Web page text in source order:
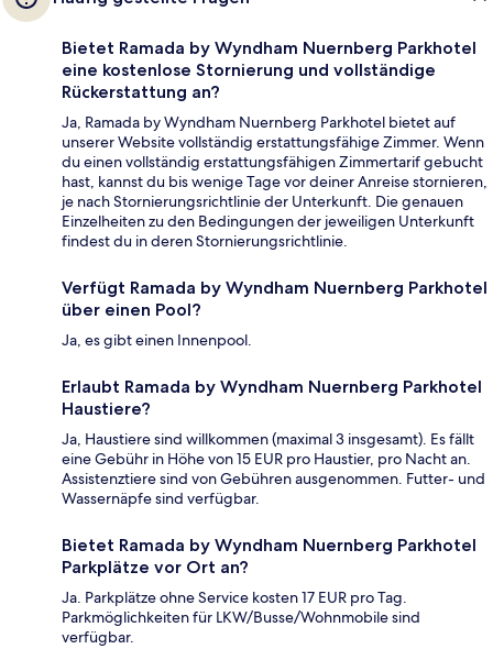
Bietet Ramada by Wyndham Nuernberg Parkhotel
eine kostenlose Stornierung und vollständige
Rückerstattung an?
Ja, Ramada by Wyndham Nuernberg Parkhotel bietet auf
unserer Website vollständig erstattungsfähige Zimmer. Wenn
du einen vollständig erstattungsfähigen Zimmertarif gebucht
hast, kannst du bis wenige Tage vor deiner Anreise stornieren,
je nach Stornierungsrichtlinie der Unterkunft. Die genauen
Einzelheiten zu den Bedingungen der jeweiligen Unterkunft
findest du in deren Stornierungsrichtlinie.
Verfügt Ramada by Wyndham Nuernberg Parkhotel
über einen Pool?
Ja, es gibt einen Innenpool.
Erlaubt Ramada by Wyndham Nuernberg Parkhotel
Haustiere?
Ja, Haustiere sind willkommen (maximal 3 insgesamt). Es fällt
eine Gebühr in Höhe von 15 EUR pro Haustier, pro Nacht an.
Assistenztiere sind von Gebühren ausgenommen. Futter- und
Wassernäpfe sind verfügbar.
Bietet Ramada by Wyndham Nuernberg Parkhotel
Parkplätze vor Ort an?
Ja. Parkplätze ohne Service kosten 17 EUR pro Tag.
Parkmöglichkeiten für LKW/Busse/Wohnmobile sind
verfügbar.